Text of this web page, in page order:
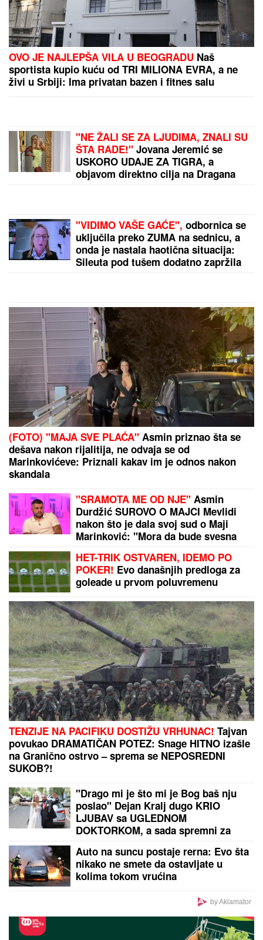
OVO JE NAJLEPŠA VILA U BEOGRADU Naš
sportista kupio kuću od TRI MILIONA EVRA, a ne
živi u Srbiji: Ima privatan bazen i fitnes salu
"NE ŽALI SE ZA LJUDIMA, ZNALI SU
ŠTA RADE!" Jovana Jeremić se
USKORO UDAJE ZA TIGRA, a
objavom direktno cilja na Dragana
"VIDIMO VAŠE GAĆE", odbornica se
uključila preko ZUMA na sednicu, a
onda je nastala haotična situacija:
Sileuta pod tušem dodatno zapržila
(FOTO) "MAJA SVE PLAĆA" Asmin priznao šta se
dešava nakon rijalitija, ne odvaja se od
Marinkovićeve: Priznali kakav im je odnos nakon
skandala
"SRAMOTA ME OD NJE" Asmin
Durdžić SUROVO O MAJCI Mevlidi
nakon što je dala svoj sud o Maji
Marinković: "Mora da bude svesna
HET-TRIK OSTVAREN, IDEMO PO
POKER! Evo današnjih predloga za
goleade u prvom poluvremenu
TENZIJE NA PACIFIKU DOSTIŽU VRHUNAC! Tajvan
povukao DRAMATIČAN POTEZ: Snage HITNO izašle
na Granično ostrvo – sprema se NEPOSREDNI
SUKOB?!
"Drago mi je što mi je Bog baš nju
poslao" Dejan Kralj dugo KRIO
LJUBAV sa UGLEDNOM
DOKTORKOM, a sada spremni za
Auto na suncu postaje rerna: Evo šta
nikako ne smete da ostavljate u
kolima tokom vrućina
by Aklamator